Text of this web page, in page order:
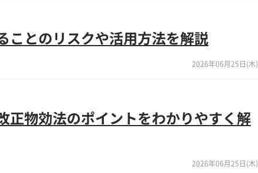
ことのリスクや活用方法を解説
2026年06月25日(木)
正物効法のポイントをわかりやすく解
2026年06月25日(木)